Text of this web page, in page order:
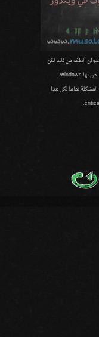
ألطف من ذلك لكن
بها windows.
تماماً لكن هذا